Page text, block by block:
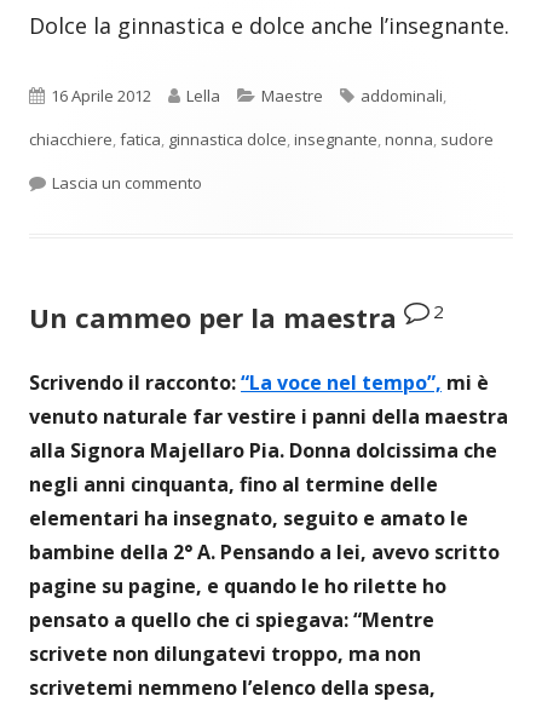
Dolce la ginnastica e dolce anche l’insegnante.
Pubblicato
16 Aprile 2012 Autore
Lella Categorie
Maestre Tag
addominali,
chiacchiere,fatica, ginnastica dolce,insegnante,nonna, sudore
Lascia un commento
Un cammeo per la maestra 2
Scrivendo il racconto:“La voce nel tempo”, mi è
venuto naturale far vestire i panni della maestra
alla Signora Majellaro Pia. Donna dolcissima che
negli anni cinquanta, fino al termine delle
elementari ha insegnato, seguito e amato le
bambine della 2° A. Pensando a lei, avevo scritto
pagine su pagine, e quando le ho rilette ho
pensato a quello che ci spiegava: “Mentre
scrivete non dilungatevi troppo, ma non
scrivetemi nemmeno l’elenco della spesa,